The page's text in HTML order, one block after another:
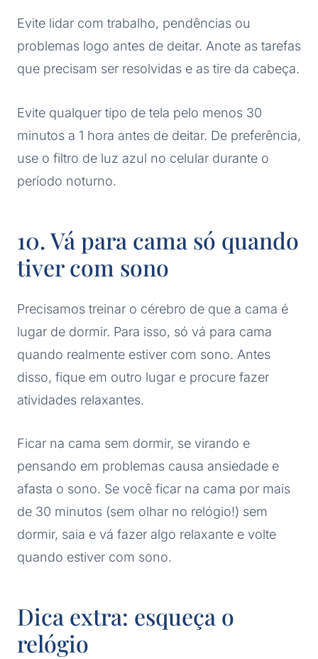
Evite lidar com trabalho, pendências ou
problemas logo antes de deitar. Anote as tarefas
que precisam ser resolvidas e as tire da cabeça.
Evite qualquer tipo de tela pelo menos 30
minutos a 1 hora antes de deitar. De preferência,
use o filtro de luz azul no celular durante o
período noturno.
10. Vá para cama só quando
tiver com sono
Precisamos treinar o cérebro de que a cama é
lugar de dormir. Para isso, só vá para cama
quando realmente estiver com sono. Antes
disso, fique em outro lugar e procure fazer
atividades relaxantes.
Ficar na cama sem dormir, se virando e
pensando em problemas causa ansiedade e
afasta o sono. Se você ficar na cama por mais
de 30 minutos (sem olhar no relógio!) sem
dormir, saia e vá fazer algo relaxante e volte
quando estiver com sono.
Dica extra: esqueça o
relógio